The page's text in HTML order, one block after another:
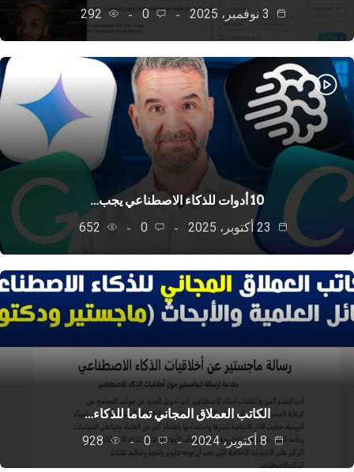
0
292
10 أدوات للذكاء الاصطناعي يجب…
0
652
الكاتب العملاق المجاني تماما للذكاء…
0
928